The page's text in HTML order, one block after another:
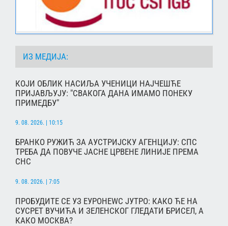
ИЗ МЕДИЈА:
КОЈИ ОБЛИК НАСИЉА УЧЕНИЦИ НАЈЧЕШЋЕ
ПРИЈАВЉУЈУ: "СВАКОГА ДАНА ИМАМО ПОНЕКУ
ПРИМЕДБУ"
9. 08. 2026. | 10:15
БРАНКО РУЖИЋ ЗА АУСТРИЈСКУ АГЕНЦИЈУ: СПС
ТРЕБА ДА ПОВУЧЕ ЈАСНЕ ЦРВЕНЕ ЛИНИЈЕ ПРЕМА
СНС
9. 08. 2026. | 7:05
ПРОБУДИТЕ СЕ УЗ ЕУРОНЕWС ЈУТРО: КАКО ЋЕ НА
СУСРЕТ ВУЧИЋА И ЗЕЛЕНСКОГ ГЛЕДАТИ БРИСЕЛ, А
КАКО МОСКВА?